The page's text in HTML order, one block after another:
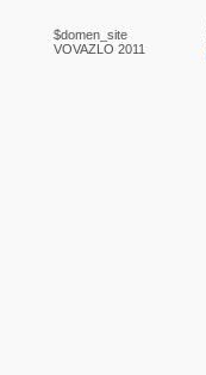
$domen_site
VOVAZLO 2011